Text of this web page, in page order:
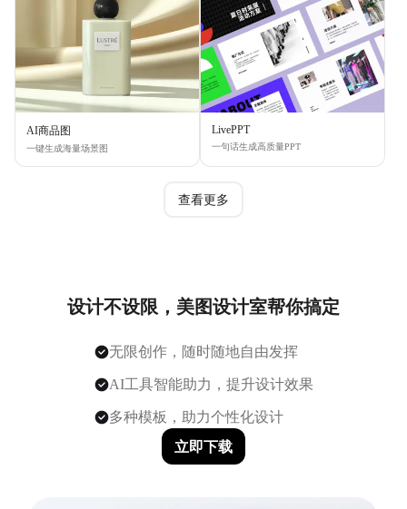
AI商品图
一键生成海量场景图
LivePPT
一句话生成高质量PPT
查看更多
设计不设限，美图设计室帮你搞定
无限创作，随时随地自由发挥
AI工具智能助力，提升设计效果
多种模板，助力个性化设计
立即下载